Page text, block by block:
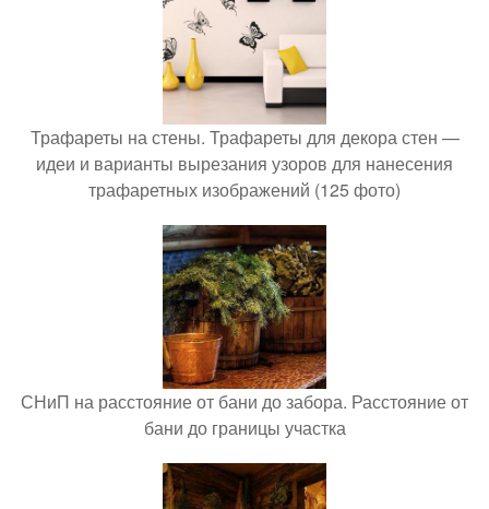
Трафареты на стены. Трафареты для декора стен —
идеи и варианты вырезания узоров для нанесения
трафаретных изображений (125 фото)
СНиП на расстояние от бани до забора. Расстояние от
бани до границы участка